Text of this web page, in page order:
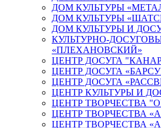
ДОМ КУЛЬТУРЫ
ДОМ КУЛЬТУРЫ
ДОМ КУЛЬТУРЫ И
КУЛЬТУРНО-
«ПЛЕХАНОВСКИЙ»
ЦЕНТР ДОСУГА
ЦЕНТР ДОСУГА
ЦЕНТР ДОСУГА
ЦЕНТР КУЛЬТУРЫ И
ЦЕНТР ТВОРЧЕСТВА
ЦЕНТР ТВОРЧЕСТВА
ЦЕНТР ТВОРЧЕСТВА